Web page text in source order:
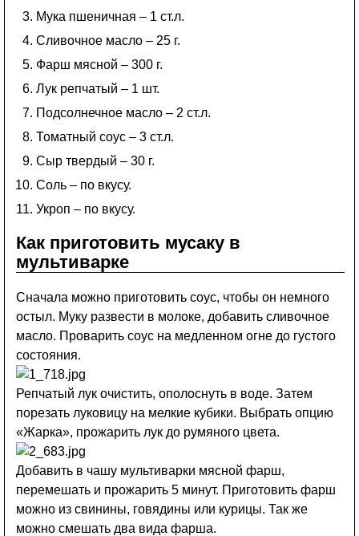
Мука пшеничная – 1 ст.л.
Сливочное масло – 25 г.
Фарш мясной – 300 г.
Лук репчатый – 1 шт.
Подсолнечное масло – 2 ст.л.
Томатный соус – 3 ст.л.
Сыр твердый – 30 г.
Соль – по вкусу.
Укроп – по вкусу.
Как приготовить мусаку в
мультиварке
Сначала можно приготовить соус, чтобы он немного
остыл. Муку развести в молоке, добавить сливочное
масло. Проварить соус на медленном огне до густого
состояния.
Репчатый лук очистить, ополоснуть в воде. Затем
порезать луковицу на мелкие кубики. Выбрать опцию
«Жарка», прожарить лук до румяного цвета.
Добавить в чашу мультиварки мясной фарш,
перемешать и прожарить 5 минут. Приготовить фарш
можно из свинины, говядины или курицы. Так же
можно смешать два вида фарша.